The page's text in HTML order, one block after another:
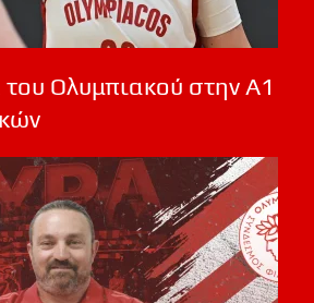
Ολυμπιακού στην Α1